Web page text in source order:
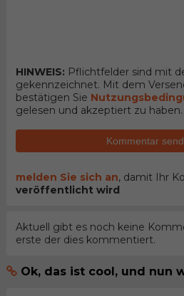
HINWEIS: Pflichtfelder sind mit
gekennzeichnet. Mit dem
bestätigen Sie
gelesen und akzeptiert zu haben.
Kommentar
melden Sie sich an, damit Ihr
veröffentlicht wird
Aktuell gibt es noch keine
erste der dies kommentiert.
Ok, das ist cool, und nun